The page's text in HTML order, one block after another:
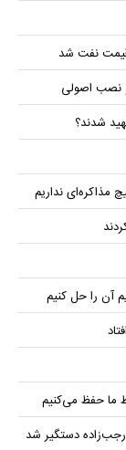
قیمت نفت شد
و نصب اصولی
شدند؟
مذاکره‌ای نداریم
آن را حل کنیم
ما حفظ می‌کنیم
دستگیر شد